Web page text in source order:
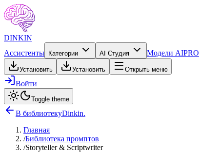
DINKIN
Ассистенты
Категории AI Студия Модели AIPRO
Установить Установить Открыть меню
Войти
Toggle theme
В библиотекуDinkin.
Главная
/Библиотека промптов
/Storyteller & Scriptwriter